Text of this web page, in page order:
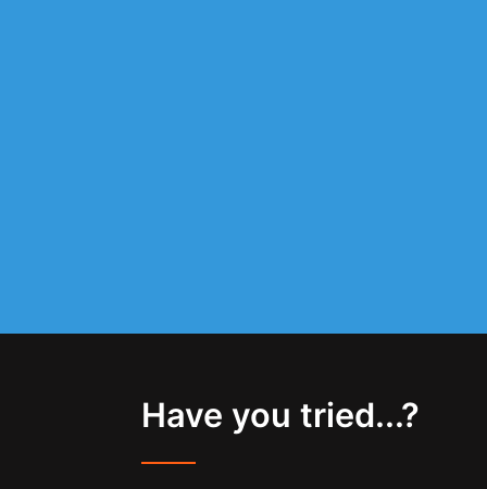
Have you tried...?